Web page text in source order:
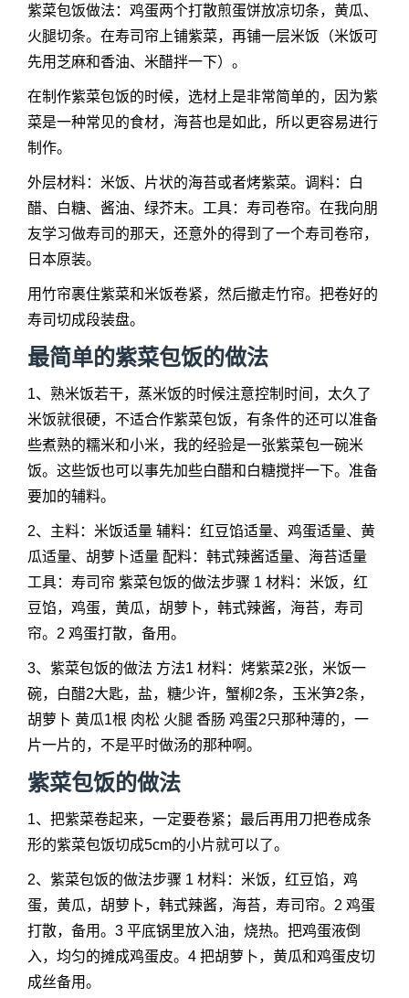
紫菜包饭做法：鸡蛋两个打散煎蛋饼放凉切条，黄瓜、
火腿切条。在寿司帘上铺紫菜，再铺一层米饭（米饭可
先用芝麻和香油、米醋拌一下）。
在制作紫菜包饭的时候，选材上是非常简单的，因为紫
菜是一种常见的食材，海苔也是如此，所以更容易进行
制作。
外层材料：米饭、片状的海苔或者烤紫菜。调料：白
醋、白糖、酱油、绿芥末。工具：寿司卷帘。在我向朋
友学习做寿司的那天，还意外的得到了一个寿司卷帘，
日本原装。
用竹帘裹住紫菜和米饭卷紧，然后撤走竹帘。把卷好的
寿司切成段装盘。
最简单的紫菜包饭的做法
1、熟米饭若干，蒸米饭的时候注意控制时间，太久了
米饭就很硬，不适合作紫菜包饭，有条件的还可以准备
些煮熟的糯米和小米，我的经验是一张紫菜包一碗米
饭。这些饭也可以事先加些白醋和白糖搅拌一下。准备
要加的辅料。
2、主料：米饭适量 辅料：红豆馅适量、鸡蛋适量、黄
瓜适量、胡萝卜适量 配料：韩式辣酱适量、海苔适量
工具：寿司帘 紫菜包饭的做法步骤 1 材料：米饭，红
豆馅，鸡蛋，黄瓜，胡萝卜，韩式辣酱，海苔，寿司
帘。2 鸡蛋打散，备用。
3、紫菜包饭的做法 方法1 材料：烤紫菜2张，米饭一
碗，白醋2大匙，盐，糖少许，蟹柳2条，玉米笋2条，
胡萝卜 黄瓜1根 肉松 火腿 香肠 鸡蛋2只那种薄的，一
片一片的，不是平时做汤的那种啊。
紫菜包饭的做法
1、把紫菜卷起来，一定要卷紧；最后再用刀把卷成条
形的紫菜包饭切成5cm的小片就可以了。
2、紫菜包饭的做法步骤 1 材料：米饭，红豆馅，鸡
蛋，黄瓜，胡萝卜，韩式辣酱，海苔，寿司帘。2 鸡蛋
打散，备用。3 平底锅里放入油，烧热。把鸡蛋液倒
入，均匀的摊成鸡蛋皮。4 把胡萝卜，黄瓜和鸡蛋皮切
成丝备用。